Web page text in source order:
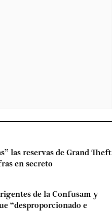
las reservas de Grand Theft
en secreto
de la Confusam y
“desproporcionado e